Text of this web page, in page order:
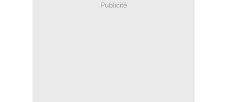
Publicité